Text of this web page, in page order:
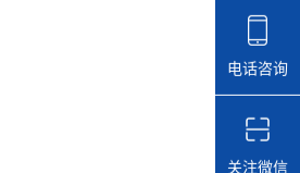
电话咨询
关注微信